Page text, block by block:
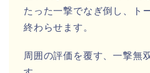
たった一撃でなぎ倒し、ト
終わらせます。
周囲の評価を覆す、一撃無